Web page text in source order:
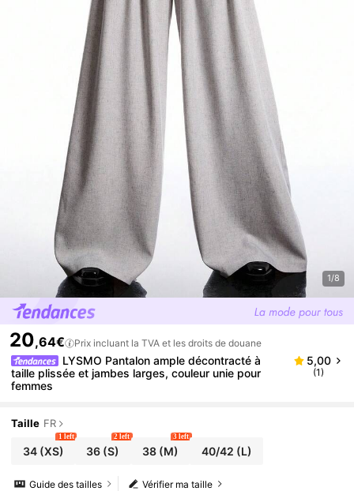
1/8
20,64€ Prix incluant la TVA et les droits de douane
LYSMO Pantalon ample décontracté à
taille plissée et jambes larges, couleur unie pour
femmes
5,00
(1)
Taille FR
34(XS)
1 left
36 (S)
2 left
38(M)
3 left
40/42 (L)
Vérifier ma taille
Guide des tailles